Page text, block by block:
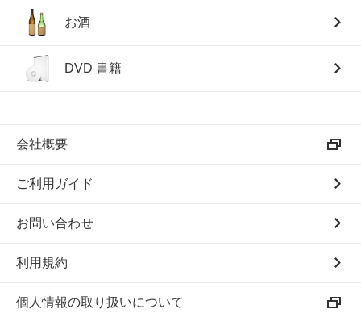
お酒
DVD 書籍
会社概要
ご利用ガイド
お問い合わせ
利用規約
個人情報の取り扱いについて